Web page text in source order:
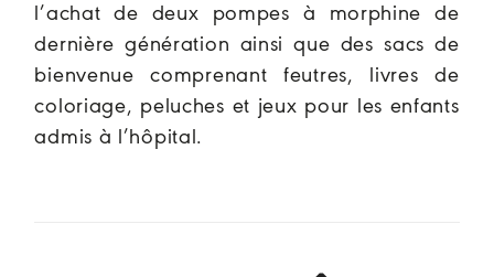
l’achat de deux pompes à morphine de
dernière génération ainsi que des sacs de
bienvenue comprenant feutres, livres de
coloriage, peluches et jeux pour les enfants
admis à l’hôpital.